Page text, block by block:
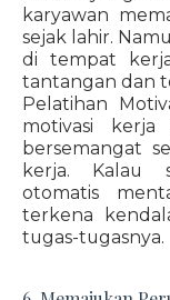
karyawan
sejak lahir.
di tempat
tantangan dan
Pelatihan
motivasi
bersemangat
kerja. Kalau
otomatis
terkena
tugas-tugasnya.